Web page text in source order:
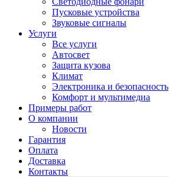
Пусковые устройства
Звуковые сигналы
Услуги
Все услуги
Автосвет
Защита кузова
Климат
Электроника и безопасность
Комфорт и мультимедиа
Примеры работ
О компании
Новости
Гарантия
Оплата
Доставка
Контакты